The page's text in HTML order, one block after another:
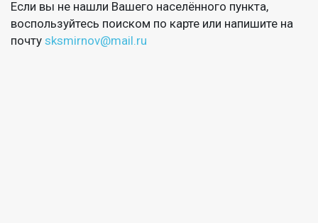
Если вы не нашли Вашего населённого пункта,
воспользуйтесь поиском по карте или напишите на
почту sksmirnov@mail.ru